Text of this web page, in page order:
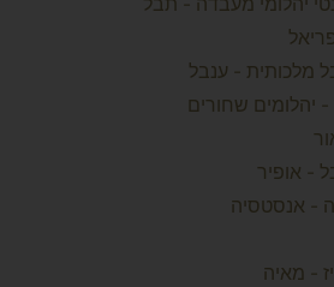
יהלומי מעבדה - תבל
מלכותית - ענבל
יהלומים שחורים
- אופיר
- אנסטסיה
- מאיה